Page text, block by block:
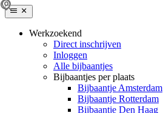
Werkzoekend
Direct inschrijven
Inloggen
Alle bijbaantjes
Bijbaantjes per plaats
Bijbaantje Amsterdam
Bijbaantje Rotterdam
Bijbaantje Den Haag